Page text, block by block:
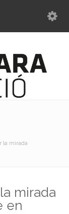
la mirada
mirada
en